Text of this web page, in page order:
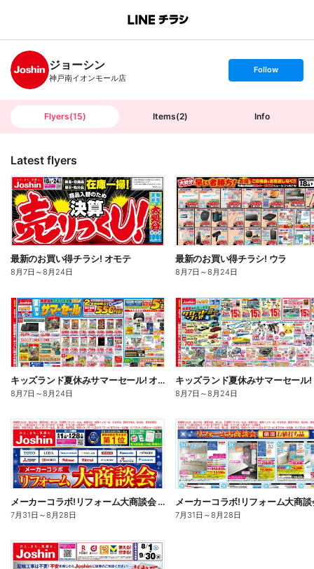
B
n
c
h
T
ジョーシン
神戸南イオンモール店
s
t
o
l
Follow
Flyers(15) Items(2) Info
Latest flyers
最新のお買い得チラシ! オモテ
8月7日 ～8月24日
最新のお買い得チラシ! ウラ
8月7日 ～8月24日
キッズランド夏休みサマーセール! オモテ
8月7日 ～8月24日 8月7日 ～8月24日
メーカーコラボ!リフォーム大商談会 オモテ
7月31日 ～8月28日 7月31日 ～8月28日